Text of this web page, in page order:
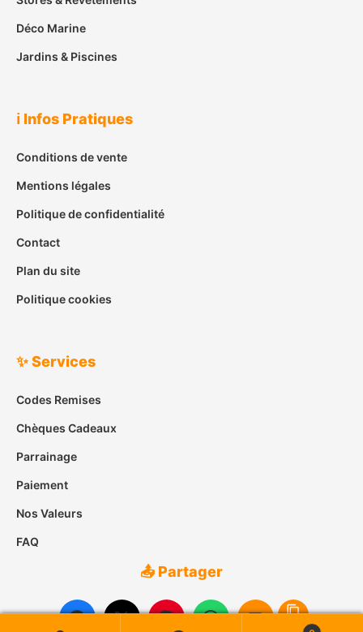
Déco Marine
Jardins & Piscines
ℹ️ Infos Pratiques
Conditions de vente
Mentions légales
Politique de confidentialité
Contact
Plan du site
Politique cookies
✨ Services
Codes Remises
Chèques Cadeaux
Parrainage
Paiement
Nos Valeurs
FAQ
📤 Partager